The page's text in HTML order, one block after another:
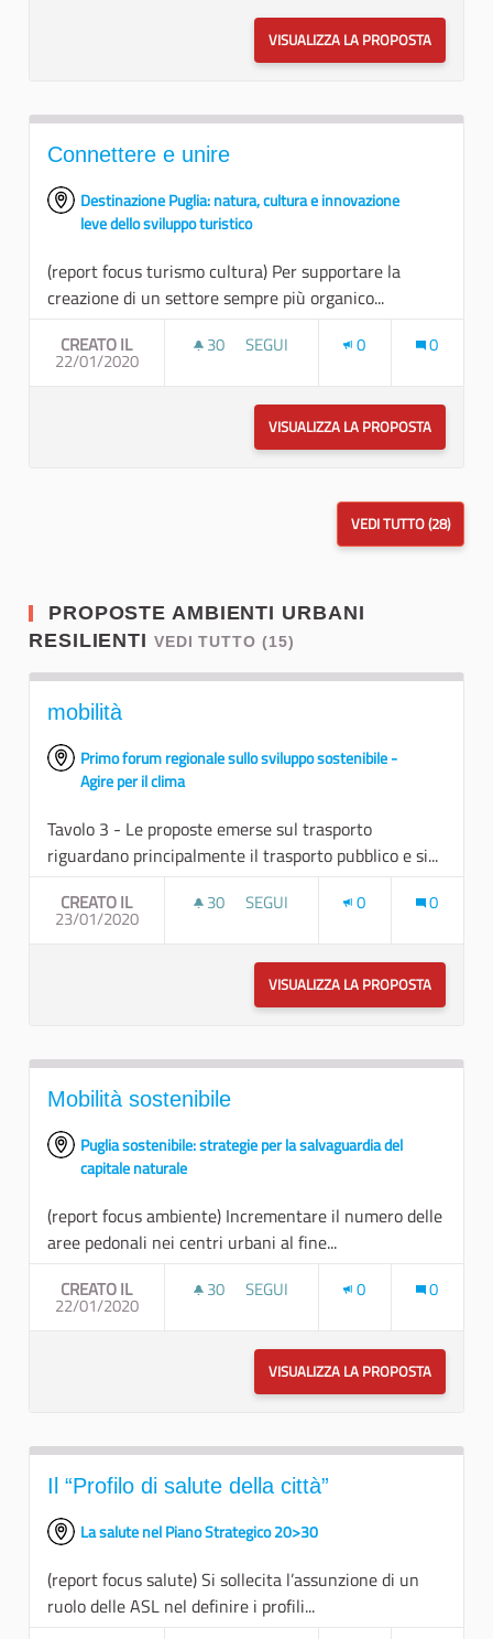
VISUALIZZA LA PROPOSTA
Connettere e unire
Destinazione Puglia: natura, cultura e innovazione
leve dello sviluppo turistico
(report focus turismo cultura) Per supportare la
creazione di un settore sempre più organico...
CREATO IL
22/01/2020
30 30 SOSTENITORI
SEGUI 0 0
VISUALIZZA LA PROPOSTA
VEDI TUTTO (28)
PROPOSTE AMBIENTI URBANI
RESILIENTI VEDI TUTTO (15)
mobilità
Primo forum regionale sullo sviluppo sostenibile -
Agire per il clima
Tavolo 3 - Le proposte emerse sul trasporto
riguardano principalmente il trasporto pubblico e si...
CREATO IL
23/01/2020
30 30 SOSTENITORI
SEGUI 0 0
VISUALIZZA LA PROPOSTA
Mobilità sostenibile
Puglia sostenibile: strategie per la salvaguardia del
capitale naturale
(report focus ambiente) Incrementare il numero delle
aree pedonali nei centri urbani al fine...
CREATO IL
22/01/2020
30 30 SOSTENITORI
SEGUI 0 0
VISUALIZZA LA PROPOSTA
Il “Profilo di salute della città”
La salute nel Piano Strategico 20>30
(report focus salute) Si sollecita l’assunzione di un
ruolo delle ASL nel definire i profili...